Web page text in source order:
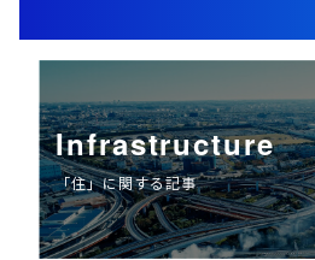
Infrastructure
「住」に関する記事